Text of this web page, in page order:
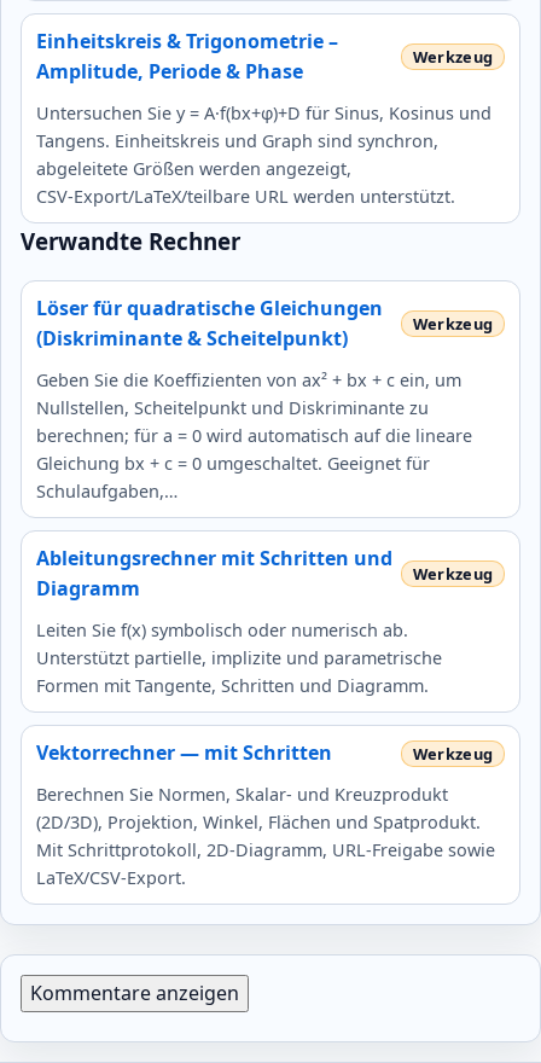
Einheitskreis & Trigonometrie –
Amplitude, Periode & Phase
Untersuchen Sie y = A·f(bx+φ)+D für Sinus, Kosinus und
Tangens. Einheitskreis und Graph sind synchron,
abgeleitete Größen werden angezeigt,
CSV‑Export/LaTeX/teilbare URL werden unterstützt.
Verwandte Rechner
Löser für quadratische Gleichungen
(Diskriminante & Scheitelpunkt)
Geben Sie die Koeffizienten von ax² + bx + c ein, um
Nullstellen, Scheitelpunkt und Diskriminante zu
berechnen; für a = 0 wird automatisch auf die lineare
Gleichung bx + c = 0 umgeschaltet. Geeignet für
Schulaufgaben,…
Ableitungsrechner mit Schritten und
Diagramm
Leiten Sie f(x) symbolisch oder numerisch ab.
Unterstützt partielle, implizite und parametrische
Formen mit Tangente, Schritten und Diagramm.
Vektorrechner — mit Schritten
Berechnen Sie Normen, Skalar- und Kreuzprodukt
(2D/3D), Projektion, Winkel, Flächen und Spatprodukt.
Mit Schrittprotokoll, 2D-Diagramm, URL-Freigabe sowie
LaTeX/CSV-Export.
Kommentare anzeigen